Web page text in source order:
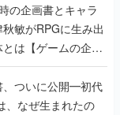
の企画書とキャラ
敏がRPGに生み出
は【ゲームの企画
、ついに公開━初代
、なぜ生まれたの